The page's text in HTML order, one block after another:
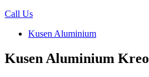
Call Us
Kusen Aluminium
Kusen Aluminium Kreo